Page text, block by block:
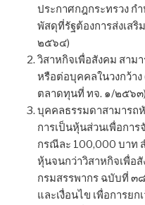
ประกาศกฎกระทรวง ก
พัสดุที่รัฐต้องการส่งเส
๒๕๖๔)
วิสาหกิจเพื่อสังคม สาม
หรือต่อบุคคลในวงกว้า
ตลาดทุนที่ ทจ. ๑/๒๕๖๓)
บุคคลธรรมดาสามารถ
การเป็นหุ้นส่วนเพื่อกา
กรณีละ 100,000 บาท
หุ้นจนกว่าวิสาหกิจเพื่อ
กรมสรรพากร ฉบับที่ ๓
และเงื่อนไข เพื่อการย